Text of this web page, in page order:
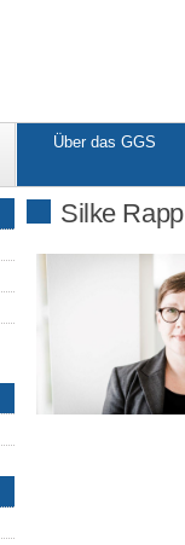
Über das GGS
Silke Rapp